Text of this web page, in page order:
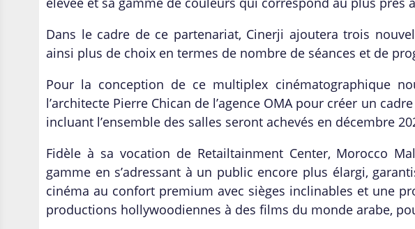
Dans le cadre de ce partenariat, Cinerji ajoutera trois
ainsi plus de choix en termes de nombre de séances et de
Pour la conception de ce multiplex cinématographique
l’architecte Pierre Chican de l’agence OMA pour créer un
incluant l’ensemble des salles seront achevés en décembre
Fidèle à sa vocation de Retailtainment Center, Morocco
gamme en s’adressant à un public encore plus élargi,
cinéma au confort premium avec sièges inclinables et une
productions hollywoodiennes à des films du monde arabe,